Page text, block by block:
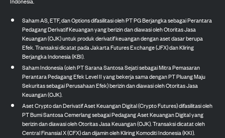
Saham AS, ETF, dan Options difasilitasi oleh PT PG Berjangka sebagai Perantara
Pedagang Derivatif Keuangan yang berizin dan diawasi oleh Otoritas Jasa
Keuangan (OJK) untuk produk derivatif keuangan dengan aset dasar berupa
Efek. Transaksi dicatat pada Jakarta Futures Exchange (JFX) dan Kliring
Berjangka Indonesia (KBI).
Saham Indonesia (oleh PT Sarana Santosa Sejati sebagai Mitra Pemasaran
Perantara Pedagang Efek Level II yang bekerja sama dengan PT Pluang Maju
Sekuritas sebagai Perusahaan Efek) berizin dan diawasi oleh Otoritas Jasa
Keuangan (OJK).
Aset Crypto dan Derivatif Aset Keuangan Digital (Crypto Futures) difasilitasi oleh
PT Bumi Santosa Cemerlang sebagai Pedagang Aset Keuangan Digital yang
berizin dan diawasi oleh Otoritas Jasa Keuangan (OJK). Transaksi dicatat oleh
Central Finansial X (CFX) dan dijamin oleh Kliring Komoditi Indonesia (KKI).